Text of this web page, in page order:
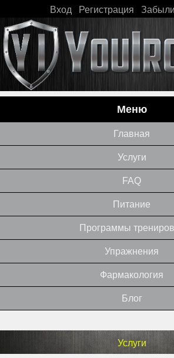
Вход Регистрация
Меню
Главная
Услуги
FAQ
Питание
Программы
Упражнения
Фармакология
Блог
Услуги